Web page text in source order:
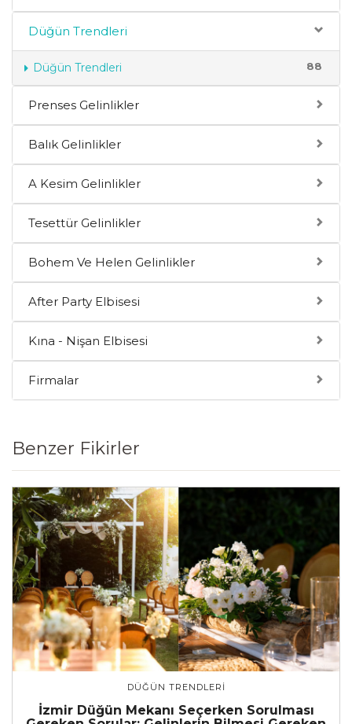
Düğün Trendleri
88
Düğün Trendleri
Prenses Gelinlikler
Balık Gelinlikler
A Kesim Gelinlikler
Tesettür Gelinlikler
Bohem Ve Helen Gelinlikler
After Party Elbisesi
Kına - Nişan Elbisesi
Firmalar
Benzer Fikirler
DÜĞÜN TRENDLERI
İzmir Düğün Mekanı Seçerken Sorulması